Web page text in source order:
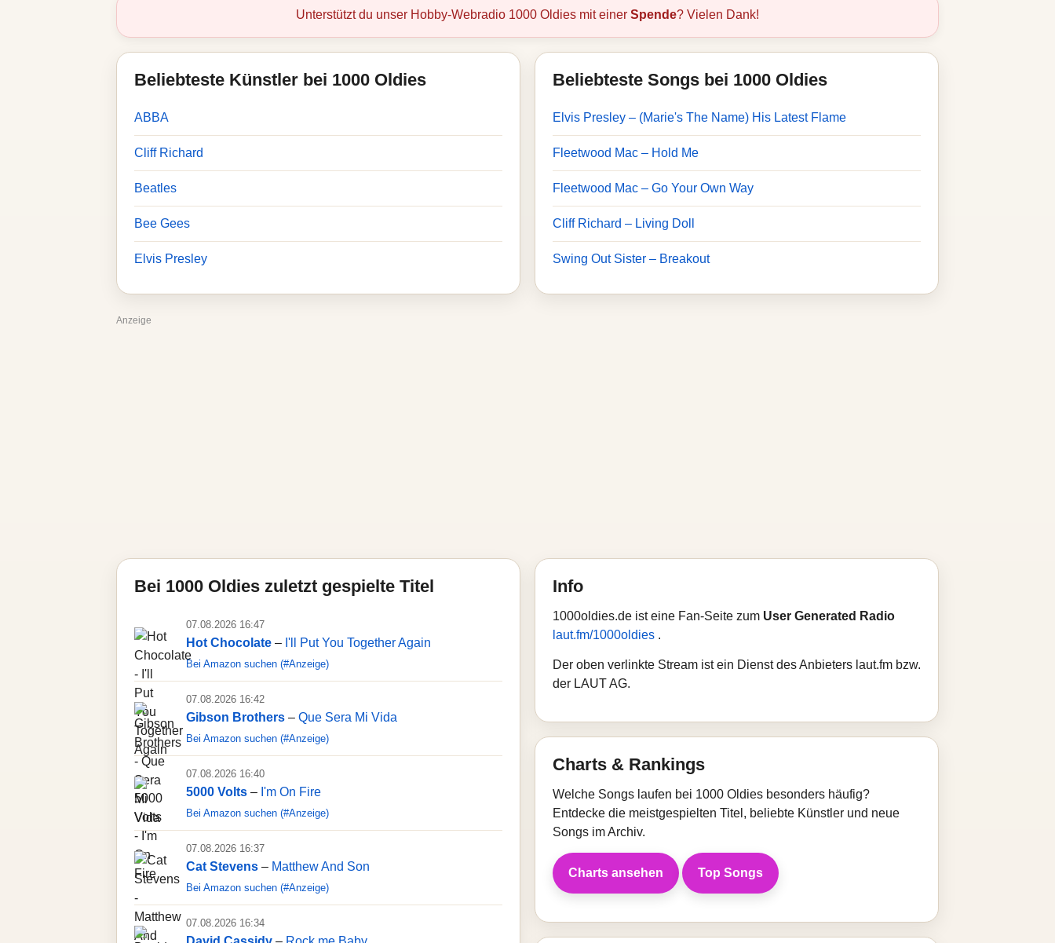
Unterstützt du unser Hobby-Webradio 1000 Oldies mit einer Spende? Vielen Dank!
Beliebteste Künstler bei 1000 Oldies
ABBA
Cliff Richard
Beatles
Bee Gees
Elvis Presley
Beliebteste Songs bei 1000 Oldies
Elvis Presley – (Marie's The Name) His Latest Flame
Fleetwood Mac – Hold Me
Fleetwood Mac – Go Your Own Way
Cliff Richard – Living Doll
Swing Out Sister – Breakout
Anzeige
Bei 1000 Oldies zuletzt gespielte Titel
07.08.2026 16:47
Hot Chocolate – I'll Put You Together Again
Bei Amazon suchen (#Anzeige)
07.08.2026 16:42
Gibson Brothers – Que Sera Mi Vida
Bei Amazon suchen (#Anzeige)
07.08.2026 16:40
5000 Volts – I'm On Fire
Bei Amazon suchen (#Anzeige)
07.08.2026 16:37
Cat Stevens – Matthew And Son
Bei Amazon suchen (#Anzeige)
07.08.2026 16:34
Info
1000oldies.de ist eine Fan-Seite zum User Generated Radio
laut.fm/1000oldies .
Der oben verlinkte Stream ist ein Dienst des Anbieters laut.fm bzw.
der LAUT AG.
Charts & Rankings
Welche Songs laufen bei 1000 Oldies besonders häufig?
Entdecke die meistgespielten Titel, beliebte Künstler und neue
Songs im Archiv.
Charts ansehen Top Songs